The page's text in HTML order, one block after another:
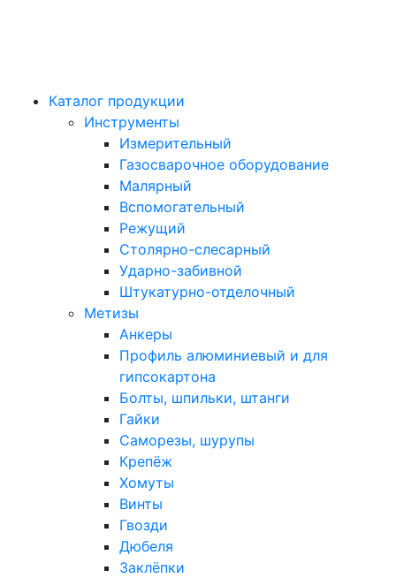
Каталог продукции
Инструменты
Измерительный
Газосварочное оборудование
Малярный
Вспомогательный
Режущий
Столярно-слесарный
Ударно-забивной
Штукатурно-отделочный
Метизы
Анкеры
Профиль алюминиевый и для
гипсокартона
Болты, шпильки, штанги
Гайки
Саморезы, шурупы
Крепёж
Хомуты
Винты
Гвозди
Дюбеля
Заклёпки